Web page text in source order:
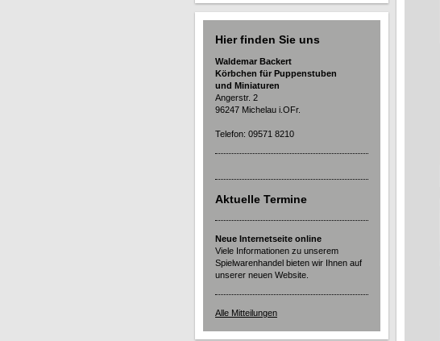
Hier finden Sie uns
Waldemar Backert
Körbchen für Puppenstuben
und Miniaturen
Angerstr. 2
96247 Michelau i.OFr.
Telefon: 09571 8210
Aktuelle Termine
Neue Internetseite online
Viele Informationen zu unserem
Spielwarenhandel bieten wir Ihnen auf
unserer neuen Website.
Alle Mitteilungen